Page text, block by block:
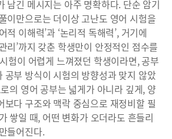
남긴 메시지는 아주 명확하다. 단순 암기
이만으로는 더이상 고난도 영어 시험을
적 이해력’과 ‘논리적 독해력’, 거기에
리’까지 갖춘 학생만이 안정적인 점수를
험이 어렵게 느껴졌던 학생이라면, 공부
공부 방식이 시험의 방향성과 맞지 않았
의 영어 공부는 넓게가 아니라 깊게, 양
보다 구조와 맥락 중심으로 재정비할 필
쌓일 때, 어떤 변화가 오더라도 흔들리
들어진다.